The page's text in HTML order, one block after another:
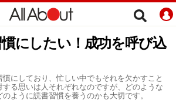
にしたい！成功を呼び込
にしており、忙しい中でもそれを欠かすこと
る思いは人それぞれなのですが、どのような
ように読書習慣を養うのかも大切です。